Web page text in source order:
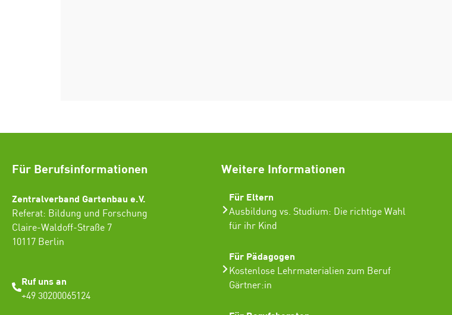
Für Berufsinformationen
Zentralverband Gartenbau e.V.
Referat: Bildung und Forschung
Claire-Waldoff-Straße 7
10117 Berlin
Ruf uns an
+49 30200065124
Weitere Informationen
Für Eltern
Ausbildung vs. Studium: Die richtige Wahl
für ihr Kind
Für Pädagogen
Kostenlose Lehrmaterialien zum Beruf
Gärtner:in